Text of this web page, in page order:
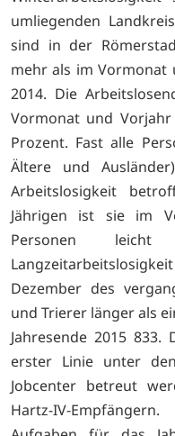
umliegenden
sind in der
mehr als im Vormonat
2014. Die
Vormonat und
Prozent. Fast alle
Ältere und
Arbeitslosigkeit
Jährigen ist sie im
Personen
Dezember des
und Trierer länger als
Jahresende 2015
erster Linie unter
Jobcenter betreut
Hartz-IV-